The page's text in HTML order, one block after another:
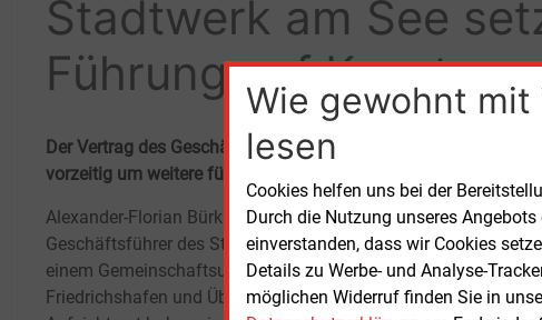
Wie gewohnt mit
lesen
Cookies helfen uns bei der
Durch die Nutzung unseres
einverstanden, dass wir Cookies
Details zu Werbe- und Analyse-
möglichen Widerruf finden Sie in
Stadtwerk am See
Führung auf Konstanz
Der Vertrag des Geschäftsführers des kommunalen
vorzeitig um weitere fünf Jahre verlängert.
Alexander-Florian Bürkle bleibt
Geschäftsführer des Stadtwerks am See,
einem Gemeinschaftsunternehmen der Städte
Friedrichshafen und Überlingen. Der
Geschäft
heißt es